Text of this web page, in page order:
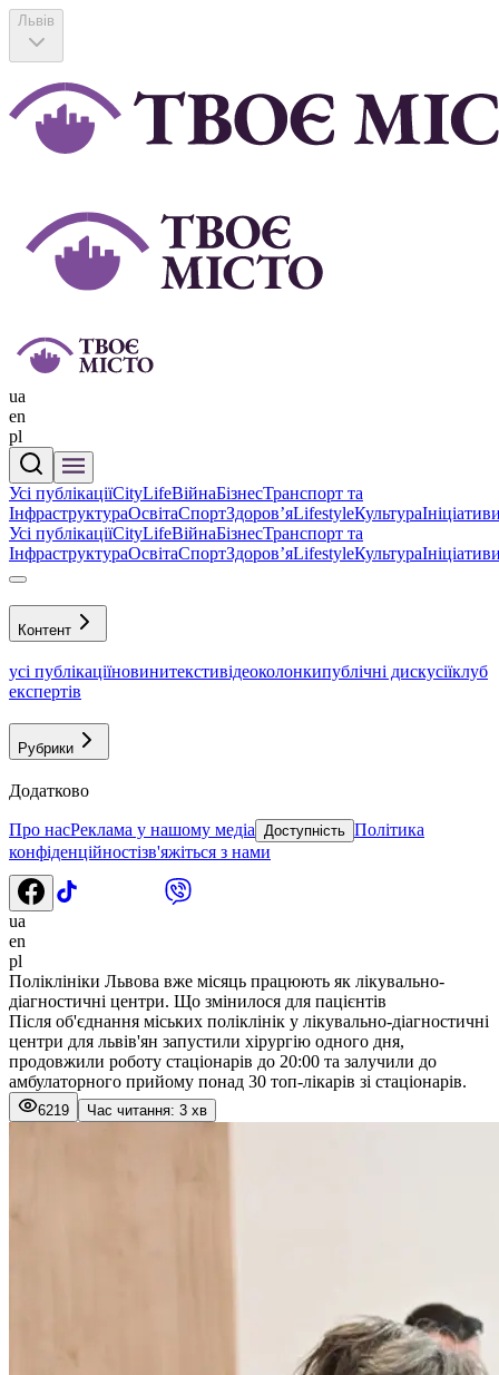
Львів
ua
en
pl
Усі публікаціїCityLifeВійнаБізнесТранспорт та
ІнфраструктураОсвітаСпортЗдоровʼяLifestyleКультура
Усі публікаціїCityLifeВійнаБізнесТранспорт та
ІнфраструктураОсвітаСпортЗдоровʼяLifestyleКультура
Контент
усі публікаціїновинитекстивідеоколонкипублічні дискусіїклуб
експертів
Рубрики
Додатково
Про насРеклама у нашому медіа Доступність Політика
конфіденційностізв'яжіться з нами
ua
en
pl
Поліклініки Львова вже місяць працюють як лікувально-
діагностичні центри. Що змінилося для пацієнтів
Після об'єднання міських поліклінік у лікувально-діагностичні
центри для львів'ян запустили хірургію одного дня,
продовжили роботу стаціонарів до 20:00 та залучили до
амбулаторного прийому понад 30 топ-лікарів зі стаціонарів.
6219 Час читання: 3 хв